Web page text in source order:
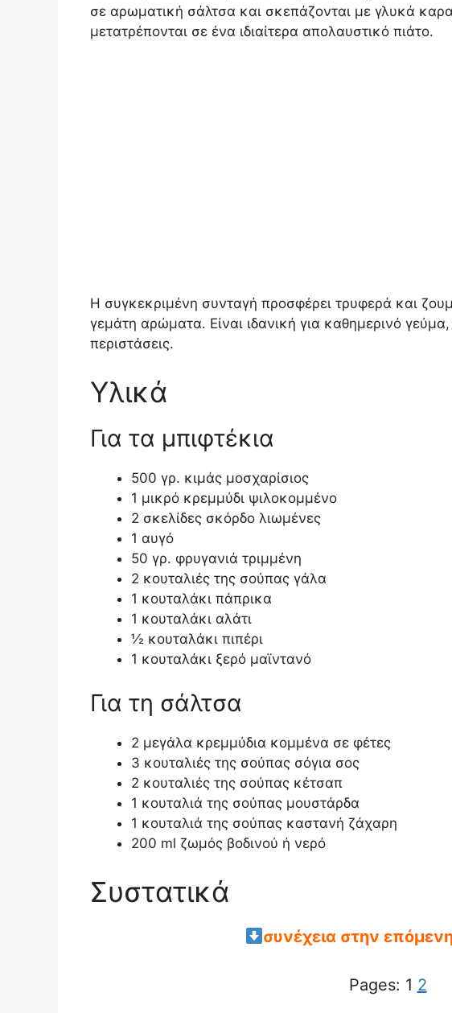
σε αρωματική σάλτσα και σκεπάζονται με γλυκά
μετατρέπονται σε ένα ιδιαίτερα απολαυστικό πιάτο.
Η συγκεκριμένη συνταγή προσφέρει τρυφερά και
γεμάτη αρώματα. Είναι ιδανική για καθημερινό γεύμα,
περιστάσεις.
Υλικά
Για τα μπιφτέκια
500 γρ. κιμάς μοσχαρίσιος
1 μικρό κρεμμύδι ψιλοκομμένο
2 σκελίδες σκόρδο λιωμένες
1 αυγό
50 γρ. φρυγανιά τριμμένη
2 κουταλιές της σούπας γάλα
1 κουταλάκι πάπρικα
1 κουταλάκι αλάτι
½ κουταλάκι πιπέρι
1 κουταλάκι ξερό μαϊντανό
Για τη σάλτσα
2 μεγάλα κρεμμύδια κομμένα σε φέτες
3 κουταλιές της σούπας σόγια σος
2 κουταλιές της σούπας κέτσαπ
1 κουταλιά της σούπας μουστάρδα
1 κουταλιά της σούπας καστανή ζάχαρη
200 ml ζωμός βοδινού ή νερό
Συστατικά
συνέχεια στην
Pages: 1 2